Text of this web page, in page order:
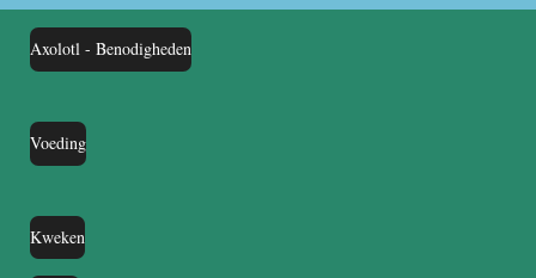
Axolotl - Benodigheden
Voeding
Kweken